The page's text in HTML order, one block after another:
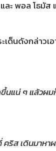
ละ พอล โธมัส
เด็นดังกล่าวเ
นแน่ ๆ แล้วผม
ริส เดินมาหา